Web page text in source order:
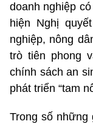
doanh nghiệp
hiện Nghị
nghiệp, nông
trò tiên phong
chính sách an
phát triển “tam
Trong số